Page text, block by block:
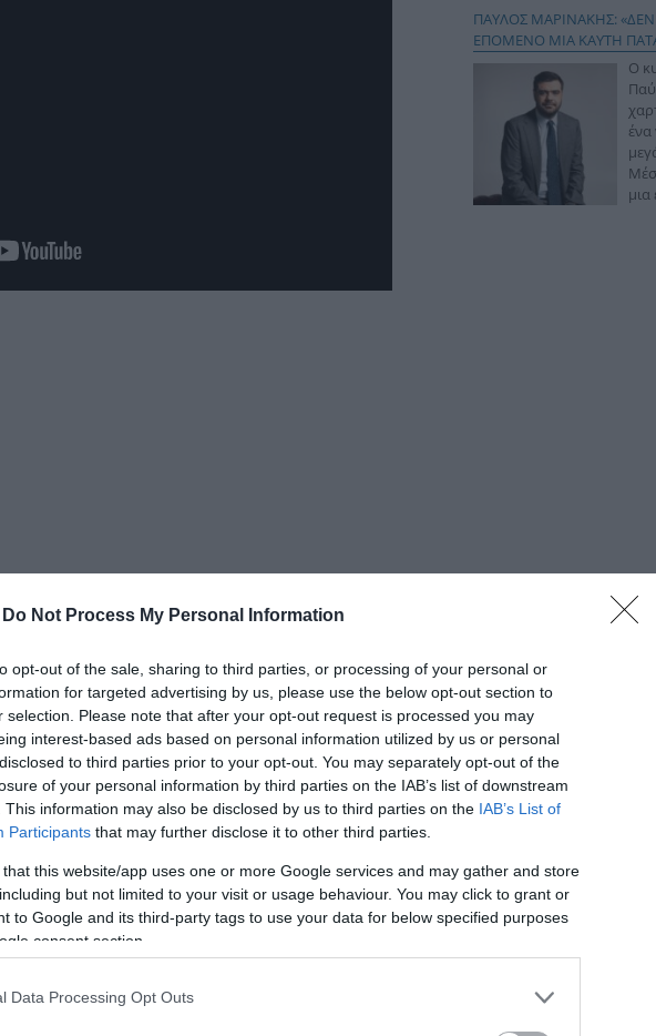
Do Not Process My Personal Information
opt-out of the sale, sharing to third parties, or processing of your personal or
for targeted advertising by us, please use the below opt-out section to
selection. Please note that after your opt-out request is processed you may
interest-based ads based on personal information utilized by us or personal
to third parties prior to your opt-out. You may separately opt-out of the
of your personal information by third parties on the IAB’s list of downstream
This information may also be disclosed by us to third parties on the IAB’s List of
Participants that may further disclose it to other third parties.
that this website/app uses one or more Google services and may gather and store
but not limited to your visit or usage behaviour. You may click to grant or
to Google and its third-party tags to use your data for below specified purposes
consent section.
Data Processing Opt Outs
ΠΑΥΛΟΣ ΜΑΡΙΝΑΚΗΣ:
ΕΠΟΜΕΝΟ ΜΙΑ ΚΑΥΤΗ
Ο
ένα
μια